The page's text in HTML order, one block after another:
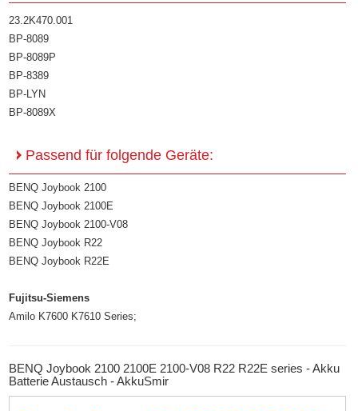
23.2K470.001
BP-8089
BP-8089P
BP-8389
BP-LYN
BP-8089X
Passend für folgende Geräte:
BENQ Joybook 2100
BENQ Joybook 2100E
BENQ Joybook 2100-V08
BENQ Joybook R22
BENQ Joybook R22E
Fujitsu-Siemens
Amilo K7600 K7610 Series;
BENQ Joybook 2100 2100E 2100-V08 R22 R22E series - Akku
Batterie Austausch - AkkuSmir